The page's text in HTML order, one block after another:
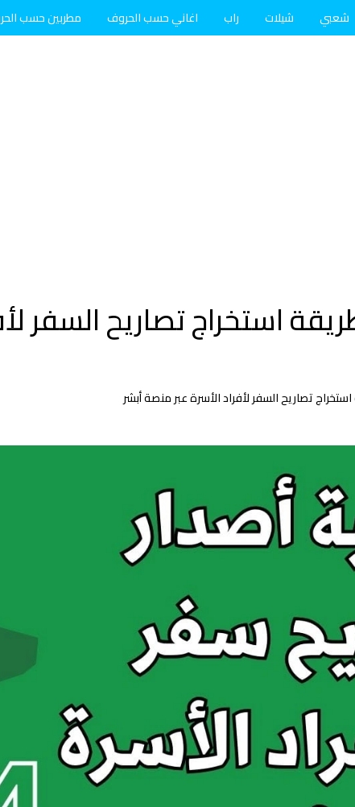
شعبي شيلات راب اغاني حسب الحروف مطربين حسب
استخراج تصاريح السفر
تصاريح السفر لأفراد الأسرة عبر منصة أبشر